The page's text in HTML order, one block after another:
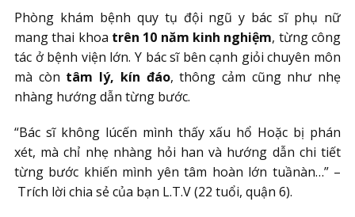
Phòng khám bệnh quy tụ đội ngũ y bác sĩ phụ nữ
mang thai khoa trên 10 năm kinh nghiệm, từng công
tác ở bệnh viện lớn. Y bác sĩ bên cạnh giỏi chuyên môn
mà còn tâm lý, kín đáo, thông cảm cũng như nhẹ
nhàng hướng dẫn từng bước.
“Bác sĩ không lúcến mình thấy xấu hổ Hoặc bị phán
xét, mà chỉ nhẹ nhàng hỏi han và hướng dẫn chi tiết
từng bước khiến mình yên tâm hoàn lớn tuầnàn…” –
Trích lời chia sẻ của bạn L.T.V (22 tuổi, quận 6).